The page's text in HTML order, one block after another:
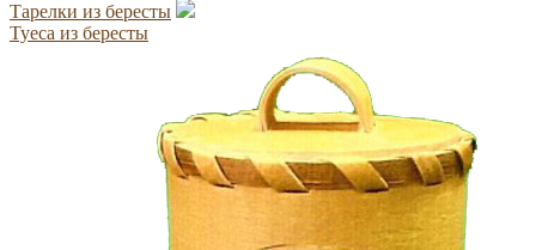
Тарелки из бересты
Туеса из бересты